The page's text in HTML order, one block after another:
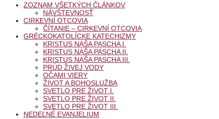
ZOZNAM VŠETKÝCH ČLÁNKOV
NÁVŠTEVNOSŤ
CIRKEVNÍ OTCOVIA
ČÍTANIE – CIRKEVNÍ OTCOVIA
GRÉCKOKATOLÍCKE KATECHIZMY
KRISTUS NAŠA PASCHA I.
KRISTUS NAŠA PASCHA II.
KRISTUS NAŠA PASCHA III.
PRÚD ŽIVEJ VODY
OČAMI VIERY
ŽIVOT A BOHOSLUŽBA
SVETLO PRE ŽIVOT I.
SVETLO PRE ŽIVOT II.
SVETLO PRE ŽIVOT III.
NEDEĽNÉ EVANJELIUM